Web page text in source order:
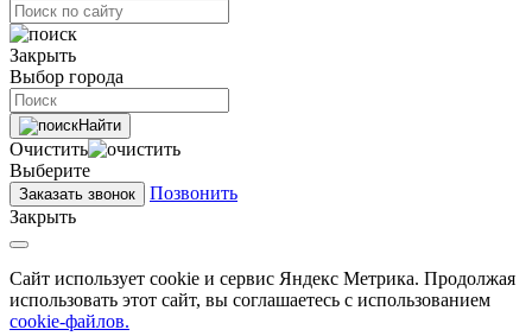
Закрыть
Выбор города
Найти
Очистить
Выберите
Заказать звонок
Позвонить
Закрыть
Сайт использует cookie и сервис Яндекс Метрика. Продолжая
использовать этот сайт, вы соглашаетесь с использованием
cookie-файлов.